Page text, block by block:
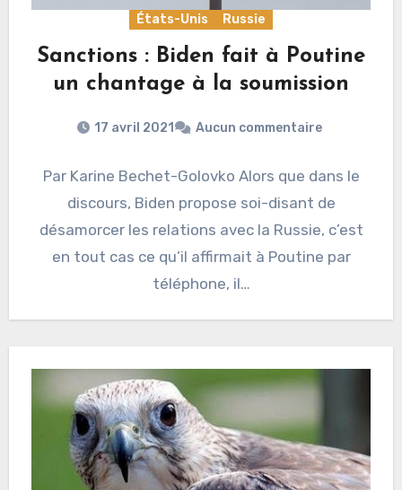
États-Unis Russie
Sanctions : Biden fait à Poutine
un chantage à la soumission
17 avril 2021 Aucun commentaire
Par Karine Bechet-Golovko Alors que dans le
discours, Biden propose soi-disant de
désamorcer les relations avec la Russie, c’est
en tout cas ce qu’il affirmait à Poutine par
téléphone, il…